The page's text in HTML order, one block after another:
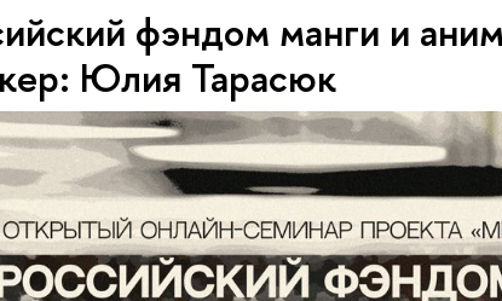
фэндом манги и
Юлия Тарасюк